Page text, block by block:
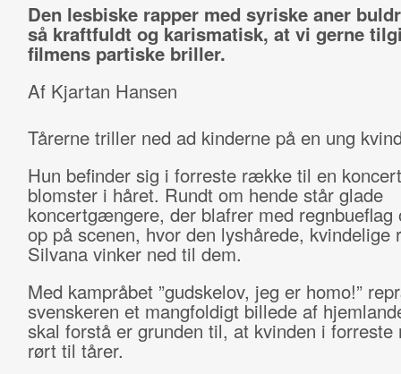
Den lesbiske rapper med syriske aner
så kraftfuldt og karismatisk, at vi gerne
filmens partiske briller.
Af Kjartan Hansen
Tårerne triller ned ad kinderne på en ung
Hun befinder sig i forreste række til en
blomster i håret. Rundt om hende står glade
koncertgængere, der blafrer med regnbueflag
op på scenen, hvor den lyshårede, kvindelige
Silvana vinker ned til dem.
Med kampråbet ”gudskelov, jeg er homo!”
svenskeren et mangfoldigt billede af
skal forstå er grunden til, at kvinden i
rørt til tårer.